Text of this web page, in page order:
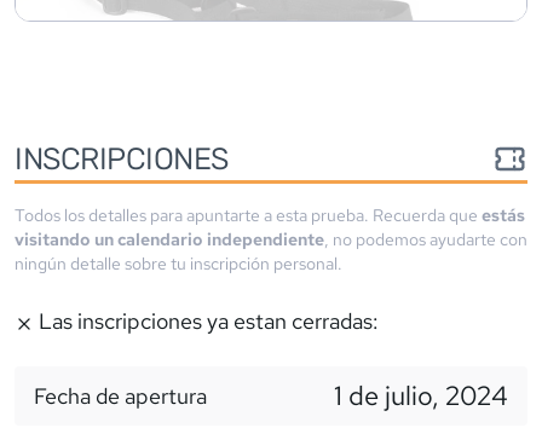
INSCRIPCIONES
Todos los detalles para apuntarte a esta prueba. Recuerda que estás
visitando un calendario independiente, no podemos ayudarte con
ningún detalle sobre tu inscripción personal.
Las inscripciones ya estan cerradas:
Fecha de apertura 1 de julio, 2024